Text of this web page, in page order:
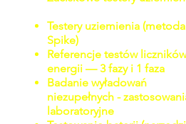
Testery uziemienia (metoda
Spike)
Referencje testów liczników
energii — 3 fazy i 1 faza
Badanie wyładowań
niezupełnych -
laboratoryjne